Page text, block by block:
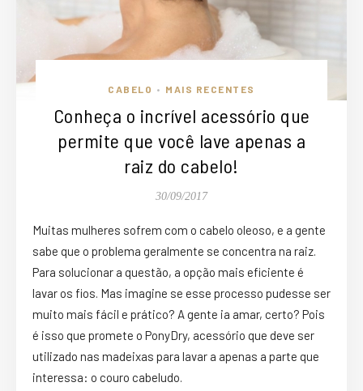
CABELO • MAIS RECENTES
Conheça o incrível acessório que
permite que você lave apenas a
raiz do cabelo!
30/09/2017
Muitas mulheres sofrem com o cabelo oleoso, e a gente
sabe que o problema geralmente se concentra na raiz.
Para solucionar a questão, a opção mais eficiente é
lavar os fios. Mas imagine se esse processo pudesse ser
muito mais fácil e prático? A gente ia amar, certo? Pois
é isso que promete o PonyDry, acessório que deve ser
utilizado nas madeixas para lavar a apenas a parte que
interessa: o couro cabeludo.